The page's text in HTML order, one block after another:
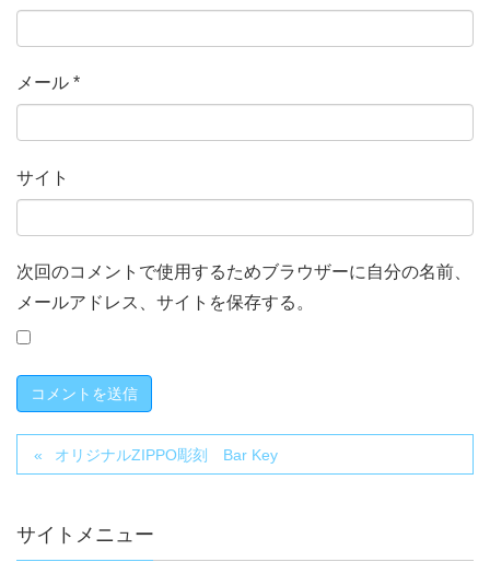
メール *
サイト
次回のコメントで使用するためブラウザーに自分の名前、
メールアドレス、サイトを保存する。
オリジナルZIPPO彫刻 Bar Key
サイトメニュー